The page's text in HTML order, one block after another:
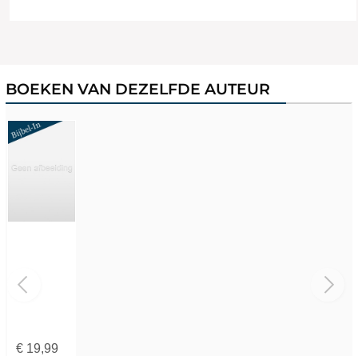
BOEKEN VAN DEZELFDE AUTEUR
€19,99